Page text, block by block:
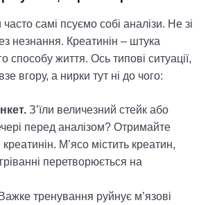
самі псуємо собі аналізи. Не зі
незнання. Креатинін – штука
способу життя. Ось типові ситуації,
вгору, а нирки тут ні до чого:
З’їли величезний стейк або
перед аналізом? Отримайте
М’ясо містить креатин,
перетворюється на
Важке тренування руйнує м’язові